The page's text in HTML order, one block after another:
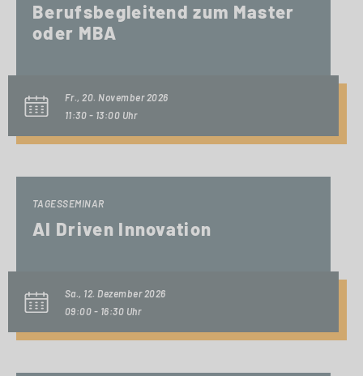
Berufsbegleitend zum Master
oder MBA
Fr., 20. November 2026
11:30 - 13:00 Uhr
TAGESSEMINAR
AI Driven Innovation
Sa., 12. Dezember 2026
09:00 - 16:30 Uhr